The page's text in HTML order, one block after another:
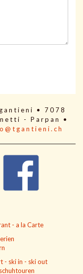
• 7078
- Parpan •
- a la Carte
- ski in - ski out